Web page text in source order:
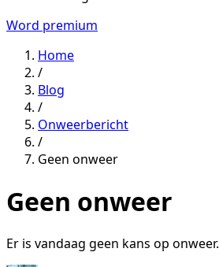
Word premium
Home
/
Blog
/
Onweerbericht
/
Geen onweer
Geen onweer
Er is vandaag geen kans op onweer.